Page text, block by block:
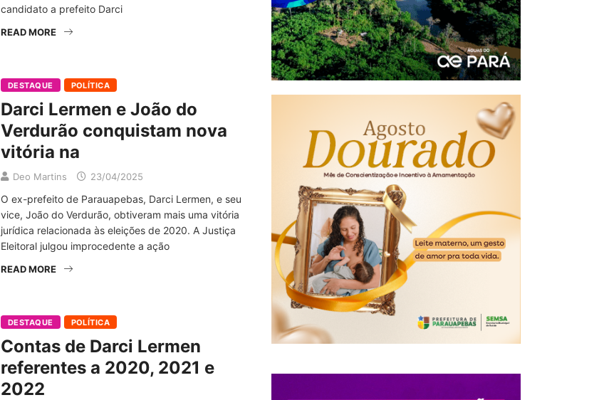
candidato a prefeito Darci
READ MORE
DESTAQUE POLÍTICA
Darci Lermen e João do
Verdurão conquistam nova
vitória na
Deo Martins 23/04/2025
O ex-prefeito de Parauapebas, Darci Lermen, e seu
vice, João do Verdurão, obtiveram mais uma vitória
jurídica relacionada às eleições de 2020. A Justiça
Eleitoral julgou improcedente a ação
READ MORE
DESTAQUE POLÍTICA
Contas de Darci Lermen
referentes a 2020, 2021 e
2022